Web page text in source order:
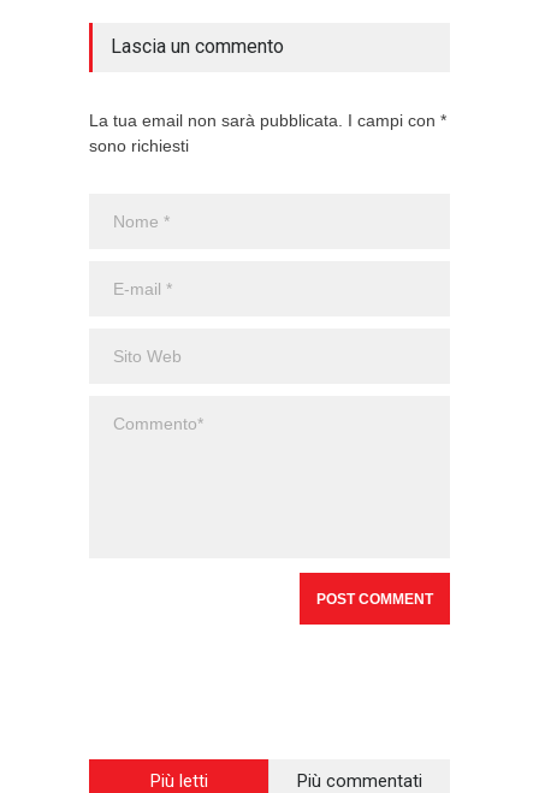
Lascia un commento
La tua email non sarà pubblicata. I campi con *
sono richiesti
Più letti Più commentati